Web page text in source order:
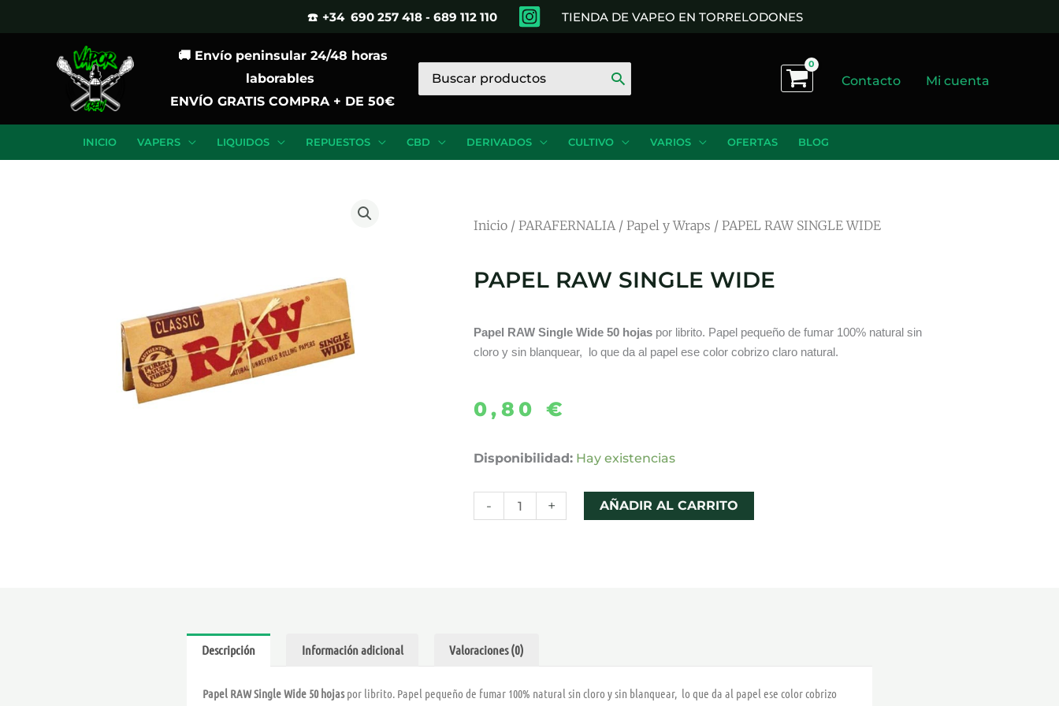
contenido
☎️ +34 690 257 418 - 689 112 110 TIENDA DE VAPEO EN TORRELODONES
🚚 Envío peninsular 24/48 horas
laborables
ENVÍO GRATIS COMPRA + DE 50€
Buscar
por:
Contacto Mi cuenta
INICIO VAPERS LIQUIDOS REPUESTOS CBD DERIVADOS CULTIVO VARIOS OFERTAS BLOG
Inicio / PARAFERNALIA / Papel y Wraps / PAPEL RAW SINGLE WIDE
PAPEL RAW SINGLE WIDE
Papel RAW Single Wide 50 hojas por librito. Papel pequeño de fumar 100% natural sin
cloro y sin blanquear, lo que da al papel ese color cobrizo claro natural.
0,80 €
Disponibilidad: Hay existencias
-
PAPEL
SINGLE
+ AÑADIR AL CARRITO
Descripción Información adicional Valoraciones (0)
Papel RAW Single Wide 50 hojaspor librito. Papel pequeño de fumar 100% natural sin cloro y sin blanquear, lo que da al papel ese color cobrizo